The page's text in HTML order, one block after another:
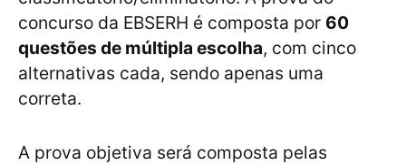
concurso da EBSERH é composta por 60
questões de múltipla escolha, com cinco
alternativas cada, sendo apenas uma
correta.
A prova objetiva será composta pelas